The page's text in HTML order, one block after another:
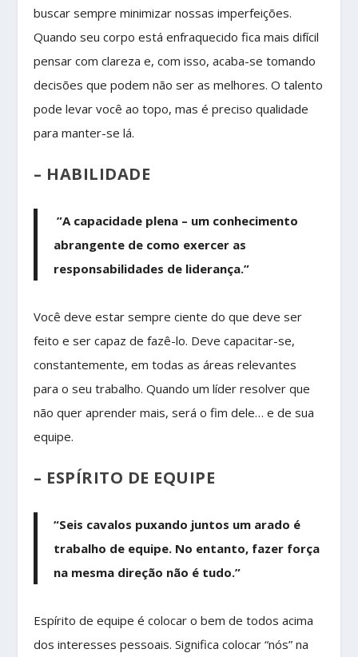
buscar sempre minimizar nossas imperfeições.
Quando seu corpo está enfraquecido fica mais difícil
pensar com clareza e, com isso, acaba-se tomando
decisões que podem não ser as melhores. O talento
pode levar você ao topo, mas é preciso qualidade
para manter-se lá.
– HABILIDADE
”A capacidade plena – um conhecimento
abrangente de como exercer as
responsabilidades de liderança.”
Você deve estar sempre ciente do que deve ser
feito e ser capaz de fazê-lo. Deve capacitar-se,
constantemente, em todas as áreas relevantes
para o seu trabalho. Quando um líder resolver que
não quer aprender mais, será o fim dele… e de sua
equipe.
– ESPÍRITO DE EQUIPE
“Seis cavalos puxando juntos um arado é
trabalho de equipe. No entanto, fazer força
na mesma direção não é tudo.”
Espírito de equipe é colocar o bem de todos acima
dos interesses pessoais. Significa colocar “nós” na